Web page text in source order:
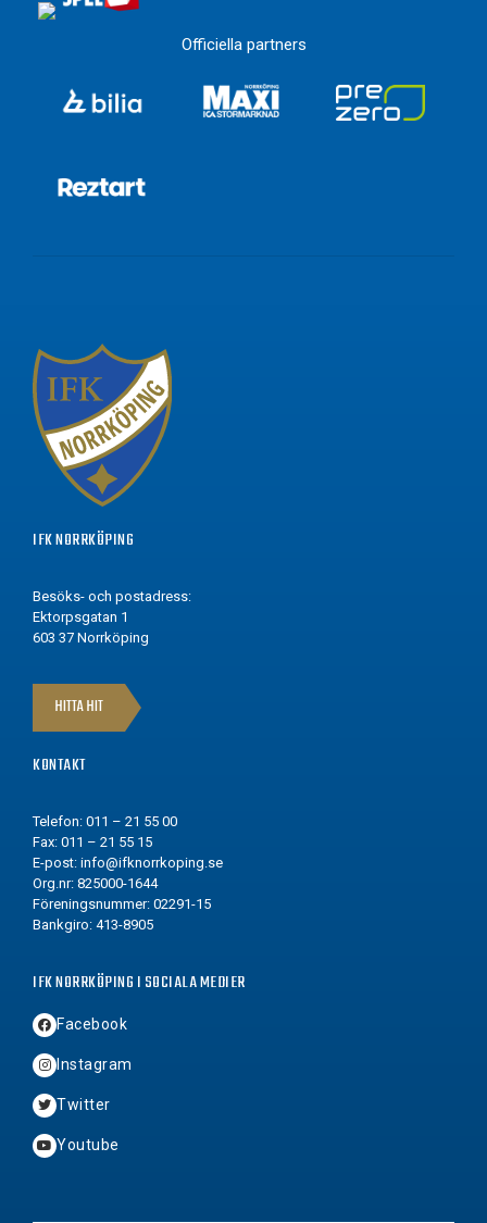
Officiella partners
IFK NORRKÖPING
Besöks- och postadress:
Ektorpsgatan 1
603 37 Norrköping
HITTA HIT
KONTAKT
Telefon: 011 – 21 55 00
Fax: 011 – 21 55 15
E-post: info@ifknorrkoping.se
Org.nr: 825000-1644
Föreningsnummer: 02291-15
Bankgiro: 413-8905
IFK NORRKÖPING I SOCIALA MEDIER
Facebook
Instagram
Twitter
Youtube